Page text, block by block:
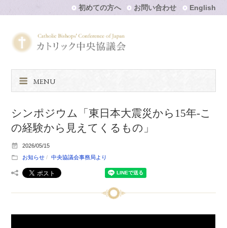
初めての方へ お問い合わせ English
MENU
シンポジウム「東日本大震災から15年-こ
の経験から見えてくるもの」
2026/05/15
お知らせ
中央協議会事務局より